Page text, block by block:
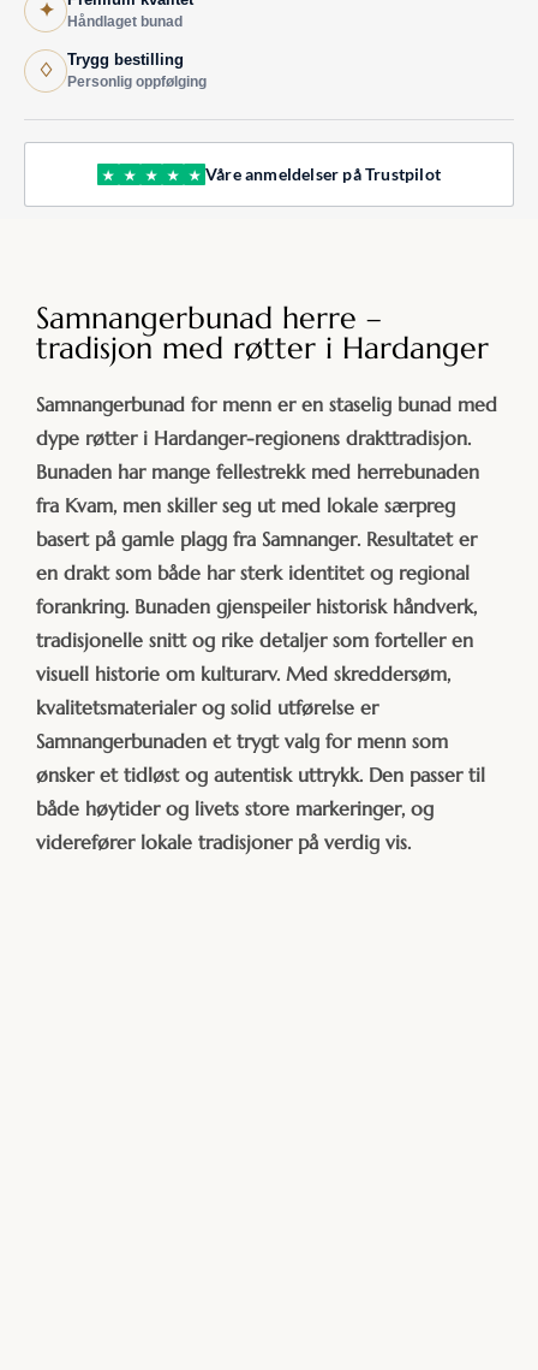
✦
Håndlaget bunad
♢
Trygg bestilling
Personlig oppfølging
★ ★ ★ ★ ★ Våre anmeldelser på Trustpilot
Samnangerbunad herre –
tradisjon med røtter i Hardanger
Samnangerbunad for menn er en staselig bunad med
dype røtter i Hardanger-regionens drakttradisjon.
Bunaden har mange fellestrekk med herrebunaden
fra Kvam, men skiller seg ut med lokale særpreg
basert på gamle plagg fra Samnanger. Resultatet er
en drakt som både har sterk identitet og regional
forankring. Bunaden gjenspeiler historisk håndverk,
tradisjonelle snitt og rike detaljer som forteller en
visuell historie om kulturarv. Med skreddersøm,
kvalitetsmaterialer og solid utførelse er
Samnangerbunaden et trygt valg for menn som
ønsker et tidløst og autentisk uttrykk. Den passer til
både høytider og livets store markeringer, og
viderefører lokale tradisjoner på verdig vis.